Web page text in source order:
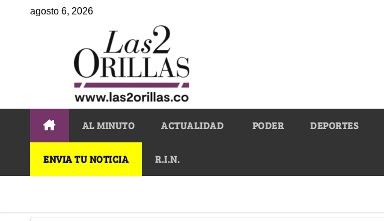
agosto 6, 2026
AL MINUTO ACTUALIDAD PODER DEPORTES
ENVIA TU NOTICIA R.I.N.